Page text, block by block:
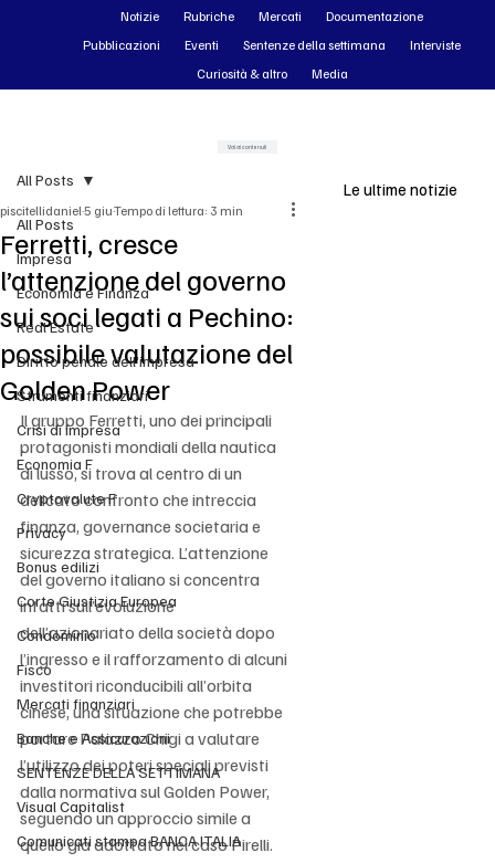
All Posts
Impresa
Economia e Finanza
Real Estate
Diritto penale dell'impresa
Strumenti finanziari
Crisi di impresa
Economia F
Cryptovalute F
Privacy
Bonus edilizi
Corte Giustizia Europea
Condominio
Fisco
Mercati finanziari
Banche e Assicurazioni
SENTENZE DELLA SETTIMANA
Visual Capitalist
Comunicati stampa BANCA ITALIA
All Posts
Ferretti, cresce
l’attenzione del governo
sui soci legati a Pechino:
possibile valutazione del
Golden Power
piscitellidaniel 5 giuTempo di lettura: 3 min
Il gruppo Ferretti, uno dei principali
protagonisti mondiali della nautica
di lusso, si trova al centro di un
delicato confronto che intreccia
finanza, governance societaria e
sicurezza strategica. L’attenzione
del governo italiano si concentra
infatti sull’evoluzione
dell’azionariato della società dopo
l’ingresso e il rafforzamento di alcuni
investitori riconducibili all’orbita
cinese, una situazione che potrebbe
portare Palazzo Chigi a valutare
l’utilizzo dei poteri speciali previsti
dalla normativa sul Golden Power,
seguendo un approccio simile a
quello già adottato nel caso Pirelli.
Le ultime notizie
Notizie Rubriche Mercati
Documentazione
Pubblicazioni
Eventi Sentenze della settimana
Interviste
Curiosità & altro
Media
Vai ai contenuti